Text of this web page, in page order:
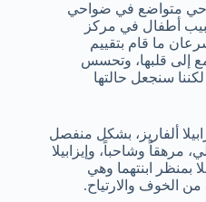
حي متواضع في ضواحي
أطفال في مركز
ما قام بتقييم
إلى قلبها، وتحسس
لكننا سنجعل حالتها
ألفاريز، بشكل منفصل
وشاحباً، وإيزابيلا
بمنظر ابنتهما وهي
الخوف والارتياح.